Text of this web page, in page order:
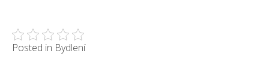
Posted in Bydlení